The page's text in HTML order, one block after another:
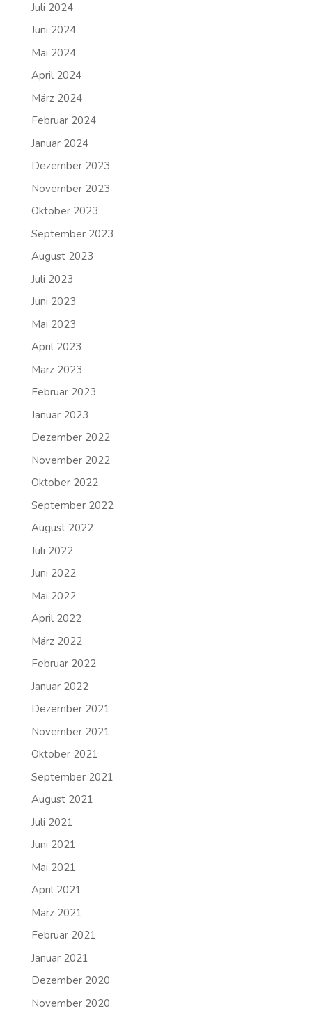
Juli 2024
Juni 2024
Mai 2024
April 2024
März 2024
Februar 2024
Januar 2024
Dezember 2023
November 2023
Oktober 2023
September 2023
August 2023
Juli 2023
Juni 2023
Mai 2023
April 2023
März 2023
Februar 2023
Januar 2023
Dezember 2022
November 2022
Oktober 2022
September 2022
August 2022
Juli 2022
Juni 2022
Mai 2022
April 2022
März 2022
Februar 2022
Januar 2022
Dezember 2021
November 2021
Oktober 2021
September 2021
August 2021
Juli 2021
Juni 2021
Mai 2021
April 2021
März 2021
Februar 2021
Januar 2021
Dezember 2020
November 2020